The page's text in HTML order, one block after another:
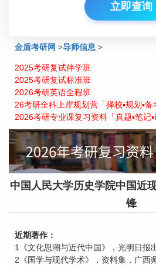
立即查询
金盾考研网 >导师信息 >
中国人民大学历史学院中国近现代史导
2025考研复试伴学班
2025考研复试标准班
2026考研英语全程班
26考研全科上岸规划营「择校▪规划▪备
2026考研专业课复习资料「真题▪笔记▪
中国人民大学历史学院中国近
锋
近期著作：
1《文化思潮与近代中国》，光明日报
2《国学与现代学术》，资料集，广西